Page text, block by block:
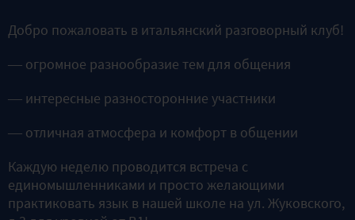
Добро пожаловать в итальянский разговорный клуб!
— огромное разнообразие тем для общения
— интересные разносторонние участники
— отличная атмосфера и комфорт в общении
Каждую неделю проводится встреча с
единомышленниками и просто желающими
практиковать язык в нашей школе на ул. Жуковского,